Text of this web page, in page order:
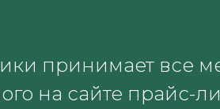
принимает все
на сайте прайс-